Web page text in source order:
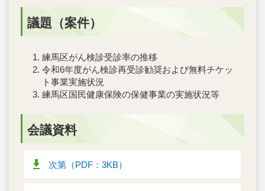
議題（案件）
練馬区がん検診受診率の推移
令和6年度がん検診再受診勧奨および無料チケッ
ト事業実施状況
練馬区国民健康保険の保健事業の実施状況等
会議資料
次第（PDF：3KB）